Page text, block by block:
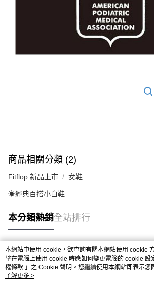
商品相關分類 (2)
Fitflop 新品上市 女鞋
☀︎經典百搭小白鞋
本分類熱銷全站排行
熱門標籤
本網站中使用 cookie，欲查詢有關本網站使用 cookie
望在電腦上使用 cookie 時應如何變更電腦的 cookie 設
權條款 」之 Cookie 聲明。您繼續使用本網站即表示您
用條款之 Cookie 聲明使用 cookie。
了解更多 >